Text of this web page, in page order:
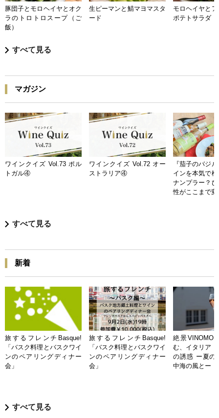
豚団子とモロヘイヤとオク
ラのトロトロスープ（ご
飯）
生ピーマンと鯖マヨマスタ
ード
モロヘイヤと
ポテトサラダ
すべて見る
マガジン
ワインクイズ Vol.73 ポル
トガル④
ワインクイズ Vol.72 オー
ストラリア④
『茄子のバジ
インを本気で
ナンプラー？
性がここまで
すべて見る
新着
旅するフレンチBasque!
「バスク料理とバスクワイ
ンのペアリングディナー
会」
旅するフレンチBasque!
「バスク料理とバスクワイ
ンのペアリングディナー
会」
絶景
む、イタリア
の誘惑 ー夏の
中海の風とー
すべて見る